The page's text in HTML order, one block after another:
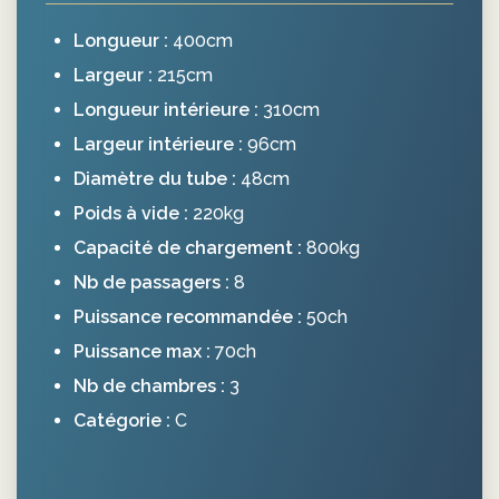
Longueur : 400cm
Largeur : 215cm
Longueur intérieure : 310cm
Largeur intérieure : 96cm
Diamètre du tube : 48cm
Poids à vide : 220kg
Capacité de chargement : 800kg
Nb de passagers : 8
Puissance recommandée : 50ch
Puissance max : 70ch
Nb de chambres : 3
Catégorie : C